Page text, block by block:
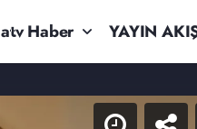
atv Haber YAYIN